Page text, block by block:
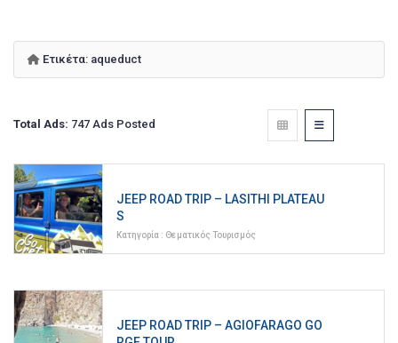
Ετικέτα: aqueduct
Total Ads: 747 Ads Posted
JEEP ROAD TRIP – LASITHI PLATEAU
S
Κατηγορία : Θεματικός Τουρισμός
JEEP ROAD TRIP – AGIOFARAGO GO